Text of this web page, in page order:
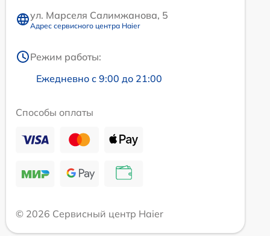
ул. Марселя Салимжанова, 5
Адрес сервисного центра Haier
Режим работы:
Ежедневно с 9:00 до 21:00
Способы оплаты
© 2026 Сервисный центр Haier